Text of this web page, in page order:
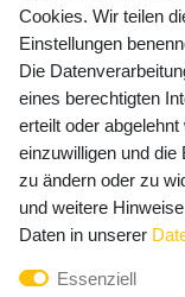
Newsletter
E-MAIL **
Newsletter
Honig
Hiermit
widerrufen.**
Cookies. Wir teilen
Einstellungen
Die
eines berechtigten
erteilt oder
einzuwilligen und die
zu ändern oder zu
und weitere
Daten in unserer
Essenziell